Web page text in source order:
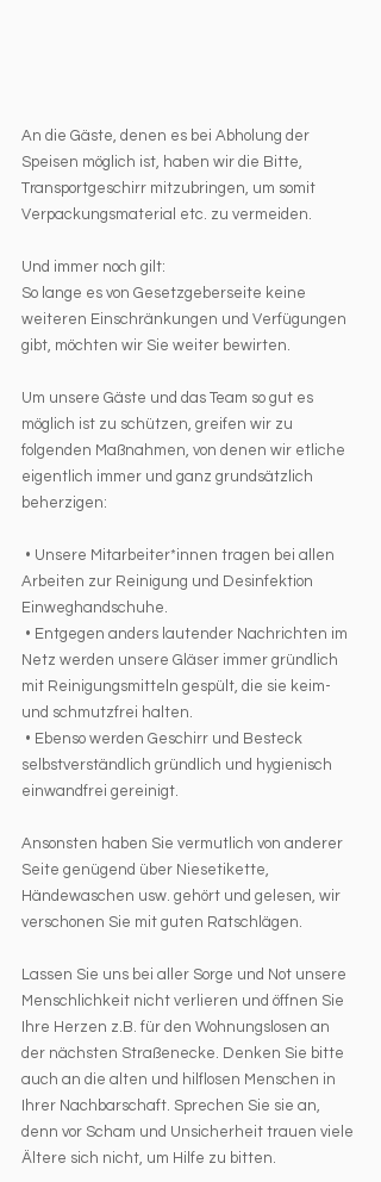
An die Gäste, denen es bei Abholung der
Speisen möglich ist, haben wir die Bitte,
Transportgeschirr mitzubringen, um somit
Verpackungsmaterial etc. zu vermeiden.
Und immer noch gilt:
So lange es von Gesetzgeberseite keine
weiteren Einschränkungen und Verfügungen
gibt, möchten wir Sie weiter bewirten.
Um unsere Gäste und das Team so gut es
möglich ist zu schützen, greifen wir zu
folgenden Maßnahmen, von denen wir etliche
eigentlich immer und ganz grundsätzlich
beherzigen:
Arbeiten zur Reinigung und Desinfektion
Einweghandschuhe.
Netz werden unsere Gläser immer gründlich
mit Reinigungsmitteln gespült, die sie keim-
und schmutzfrei halten.
selbstverständlich gründlich und hygienisch
einwandfrei gereinigt.
Ansonsten haben Sie vermutlich von anderer
Seite genügend über Niesetikette,
Händewaschen usw. gehört und gelesen, wir
verschonen Sie mit guten Ratschlägen.
Lassen Sie uns bei aller Sorge und Not unsere
Menschlichkeit nicht verlieren und öffnen Sie
Ihre Herzen z.B. für den Wohnungslosen an
der nächsten Straßenecke. Denken Sie bitte
auch an die alten und hilflosen Menschen in
Ihrer Nachbarschaft. Sprechen Sie sie an,
denn vor Scham und Unsicherheit trauen viele
Ältere sich nicht, um Hilfe zu bitten.